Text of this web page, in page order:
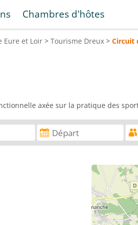
Chambres d'hôtes
Eure et Loir > Tourisme Dreux > Circuit
axée sur la pratique des